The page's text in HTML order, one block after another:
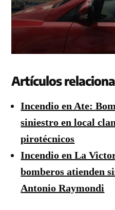
Artículos
Incendio en Ate:
siniestro en local
pirotécnicos
Incendio en La
bomberos atienden
Antonio Raymondi